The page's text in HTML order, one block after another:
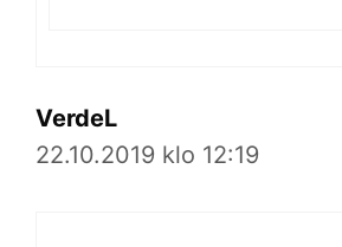
VerdeL
22.10.2019 klo 12:19